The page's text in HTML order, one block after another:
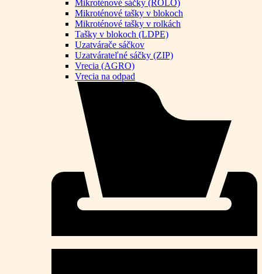
Mikroténové sáčky (ROLO)
Mikroténové tašky v blokoch
Mikroténové tašky v rolkách
Tašky v blokoch (LDPE)
Uzatvárače sáčkov
Uzatvárateľné sáčky (ZIP)
Vrecia (AGRO)
Vrecia na odpad